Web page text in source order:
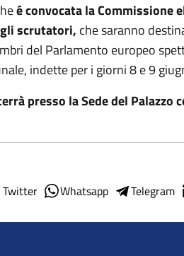
é convocata la Commissione
scrutatori, che saranno
del Parlamento europeo
indette per i giorni 8 e 9
presso la Sede del Palazzo
Twitter Whatsapp Telegram